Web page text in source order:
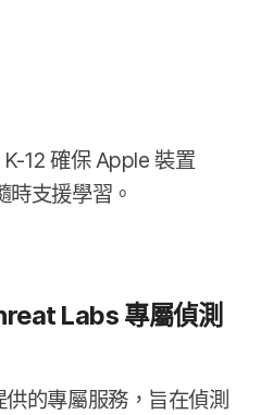
12確​保Apple 裝置​
時​支援​學習。
Labs 專屬​偵測​
供​的​專屬​服務，​旨​在​偵測​